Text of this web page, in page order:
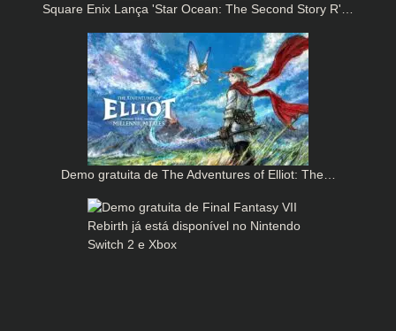
Square Enix Lança 'Star Ocean: The Second Story R'…
Demo gratuita de The Adventures of Elliot: The…